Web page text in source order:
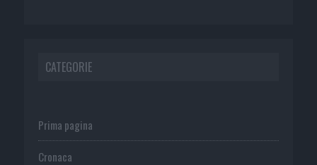
CATEGORIE
Prima pagina
Cronaca